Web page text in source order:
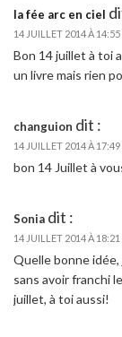
la fée arc en ciel
14 JUILLET 2014 À 14:55
Bon 14 juillet à toi
un livre mais rien
changuion dit :
14 JUILLET 2014 À 17:49
bon 14 Juillet à
Sonia dit :
14 JUILLET 2014 À 18:21
Quelle bonne
sans avoir franchi
juillet, à toi aussi!